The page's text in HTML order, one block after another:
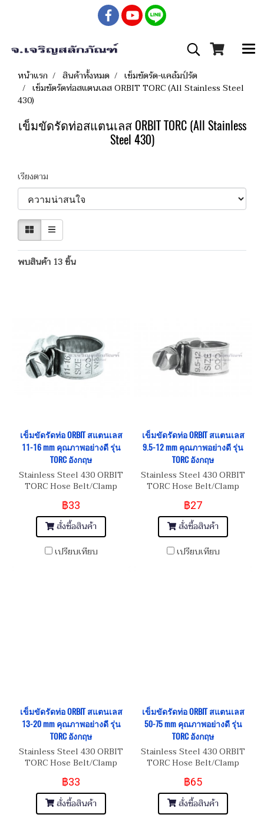
หน้าแรก สินค้าทั้งหมด
เข็มขัดรัด-แคล้มป์รัด
เข็มขัดรัดท่อสแตนเลส ORBIT TORC (All Stainless Steel
430)
เข็มขัดรัดท่อสแตนเลส ORBIT TORC (All Stainless
Steel 430)
เรียงตาม
พบสินค้า 13 ชิ้น
เข็มขัดรัดท่อ ORBIT สแตนเลส
11-16 mm คุณภาพอย่างดี รุ่น
TORC อังกฤษ
Stainless Steel 430 ORBIT
TORC Hose Belt/Clamp
เข็มขัดรัดท่อสแตนเลส อย่างดี
เกรด 430 Size 9.5-12 mm
฿33
สั่งซื้อสินค้า
เปรียบเทียบ
เข็มขัดรัดท่อ ORBIT สแตนเลส
9.5-12 mm คุณภาพอย่างดี รุ่น
TORC อังกฤษ
Stainless Steel 430 ORBIT
TORC Hose Belt/Clamp
เข็มขัดรัดท่อสแตนเลส อย่างดี
เกรด 430 Size 9.5-12 mm
฿27
สั่งซื้อสินค้า
เปรียบเทียบ
เข็มขัดรัดท่อ ORBIT สแตนเลส
13-20 mm คุณภาพอย่างดี รุ่น
TORC อังกฤษ
Stainless Steel 430 ORBIT
TORC Hose Belt/Clamp
เข็มขัดรัดท่อสแตนเลส อย่างดี
เกรด 430 Size 13-20 mm
฿33
สั่งซื้อสินค้า
เข็มขัดรัดท่อ ORBIT สแตนเลส
50-75 mm คุณภาพอย่างดี รุ่น
TORC อังกฤษ
Stainless Steel 430 ORBIT
TORC Hose Belt/Clamp
เข็มขัดรัดท่อสแตนเลส อย่างดี
เกรด 430 Size 50-75 mm
฿65
สั่งซื้อสินค้า